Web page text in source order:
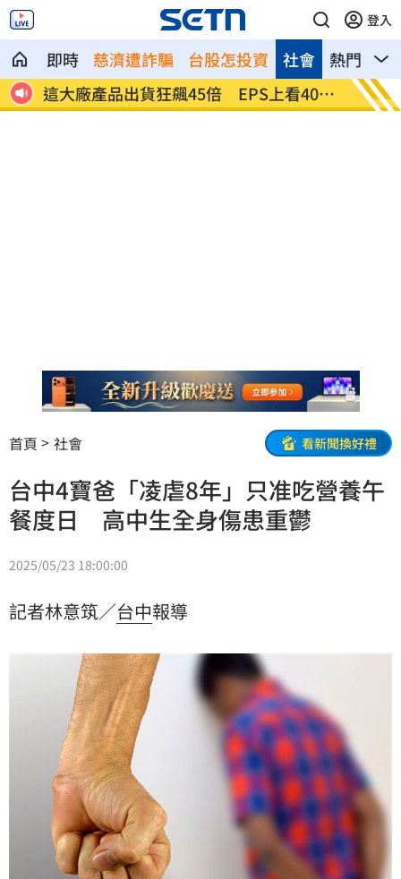
登入
即時 慈濟遭詐騙 台股怎投資 熱門 影
社會
手
這大廠產品出貨狂飆45倍 EPS上看401
元
相信
首頁 社會 看新聞換好禮
台中4寶爸「凌虐8年」只准吃營養午
餐度日 高中生全身傷患重鬱
2025/05/23 18:00:00
記者林意筑／台中報導